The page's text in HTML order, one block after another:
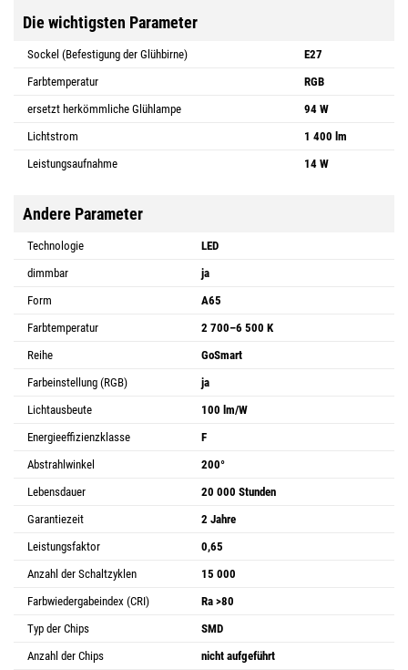
Die wichtigsten Parameter
Sockel (Befestigung der Glühbirne)
E27
Farbtemperatur
RGB
ersetzt herkömmliche Glühlampe
94 W
Lichtstrom
1 400 lm
Leistungsaufnahme
14 W
Andere Parameter
Technologie
LED
dimmbar
ja
Form
A65
Farbtemperatur
2 700–6 500 K
Reihe
GoSmart
Farbeinstellung (RGB)
ja
Lichtausbeute
100 lm/W
Energieeffizienzklasse
F
Abstrahlwinkel
200°
Lebensdauer
20 000 Stunden
Garantiezeit
2 Jahre
Leistungsfaktor
0,65
Anzahl der Schaltzyklen
15 000
Farbwiedergabeindex (CRI)
Ra >80
Typ der Chips
SMD
Anzahl der Chips
nicht aufgeführt